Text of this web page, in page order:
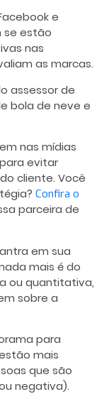
e
se estão
nas
as marcas.
assessor de
bola de neve e
nas mídias
evitar
cliente. Você
Confira o
parceira de
em sua
mais é do
ou quantitativa,
sobre a
para
mais
que são
negativa).